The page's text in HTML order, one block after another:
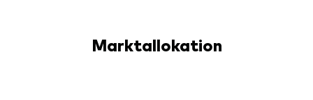
Marktallokation